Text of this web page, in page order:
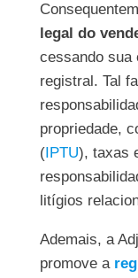
legal do
cessando sua
registral. Tal
propriedade,
(IPTU), taxas
litígios
Ademais, a
promove a